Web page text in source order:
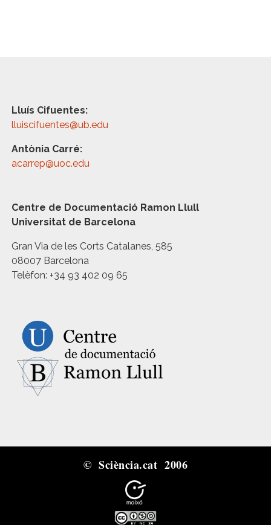
Lluís Cifuentes:
lluiscifuentes@ub.edu
Antònia Carré:
acarrep@uoc.edu
Centre de Documentació Ramon Llull
Universitat de Barcelona
Gran Via de les Corts Catalanes, 585
08007 Barcelona
Telèfon: +34 93 402 09 65
© Sciència.cat 2006